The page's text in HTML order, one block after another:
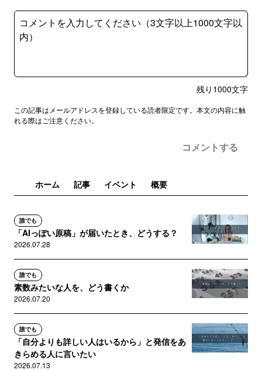
残り 1000文字
この記事はメールアドレスを登録している読者限定です。本文の内容に触
れる際はご注意ください。
コメントする
ホーム 記事 イベント 概要
誰でも
「AIっぽい原稿」が届いたとき、どうする？
2026.07.28
誰でも
素数みたいな人を、どう書くか
2026.07.20
誰でも
「自分よりも詳しい人はいるから」と発信をあ
きらめる人に言いたい
2026.07.13